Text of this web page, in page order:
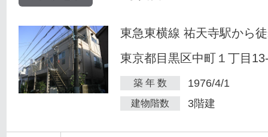
東急東横線 祐天寺駅から
東京都目黒区中町１丁目
築 年 数 1976/4/1
建物階数 3階建